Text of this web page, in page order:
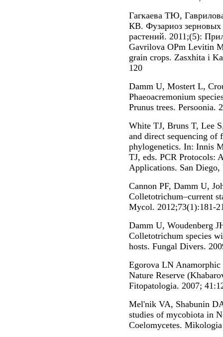
Гагкаева ТЮ,
КВ. Фузариоз зерновых
растений. 2011;(5):
Gavrilova OPm Levitin
grain crops. Zasxhita i
120
Damm U, Mostert L,
Phaeoacremonium
Prunus trees. Persoonia.
White TJ, Bruns T, Lee
and direct sequencing of
phylogenetics. In: Innis
TJ, eds. PCR Protocols:
Applications. San Diego,
Cannon PF, Damm U,
Colletotrichum–current
Mycol. 2012;73(1):181-
Damm U, Woudenberg
Colletotrichum species
hosts. Fungal Divers.
Egorova LN
Nature Reserve
Fitopatologia. 2007;
Mel'nik VA, Shabunin
studies of mycobiota in
Coelomycetes.